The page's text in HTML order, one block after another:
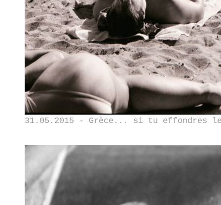
31.05.2015 - Grèce... si tu effondres le